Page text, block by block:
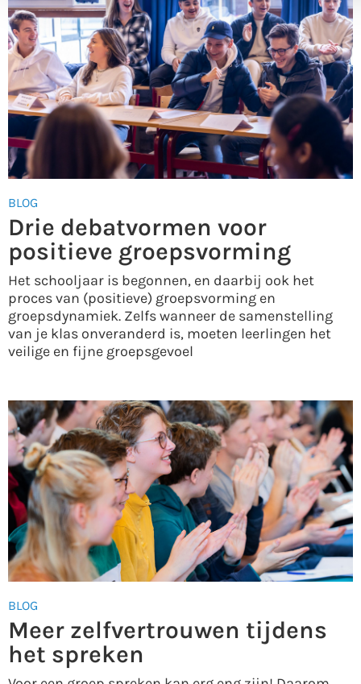
BLOG
Drie debatvormen voor
positieve groepsvorming
Het schooljaar is begonnen, en daarbij ook het
proces van (positieve) groepsvorming en
groepsdynamiek. Zelfs wanneer de samenstelling
van je klas onveranderd is, moeten leerlingen het
veilige en fijne groepsgevoel
BLOG
Meer zelfvertrouwen tijdens
het spreken